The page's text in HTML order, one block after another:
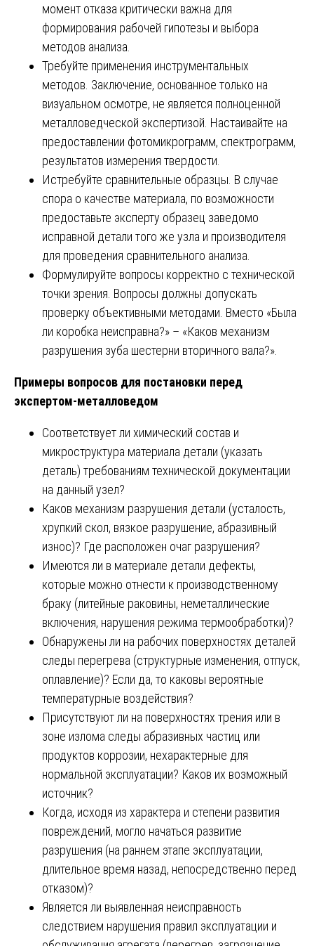
момент отказа критически важна для
формирования рабочей гипотезы и выбора
методов анализа.
Требуйте применения инструментальных
методов. Заключение, основанное только на
визуальном осмотре, не является полноценной
металловедческой экспертизой. Настаивайте на
предоставлении фотомикрограмм, спектрограмм,
результатов измерения твердости.
Истребуйте сравнительные образцы. В случае
спора о качестве материала, по возможности
предоставьте эксперту образец заведомо
исправной детали того же узла и производителя
для проведения сравнительного анализа.
Формулируйте вопросы корректно с технической
точки зрения. Вопросы должны допускать
проверку объективными методами. Вместо «Была
ли коробка неисправна?» – «Каков механизм
разрушения зуба шестерни вторичного вала?».
Примеры вопросов для постановки перед
экспертом-металловедом
Соответствует ли химический состав и
микроструктура материала детали (указать
деталь) требованиям технической документации
на данный узел?
Каков механизм разрушения детали (усталость,
хрупкий скол, вязкое разрушение, абразивный
износ)? Где расположен очаг разрушения?
Имеются ли в материале детали дефекты,
которые можно отнести к производственному
браку (литейные раковины, неметаллические
включения, нарушения режима термообработки)?
Обнаружены ли на рабочих поверхностях деталей
следы перегрева (структурные изменения, отпуск,
оплавление)? Если да, то каковы вероятные
температурные воздействия?
Присутствуют ли на поверхностях трения или в
зоне излома следы абразивных частиц или
продуктов коррозии, нехарактерные для
нормальной эксплуатации? Каков их возможный
источник?
Когда, исходя из характера и степени развития
повреждений, могло начаться развитие
разрушения (на раннем этапе эксплуатации,
длительное время назад, непосредственно перед
отказом)?
Является ли выявленная неисправность
следствием нарушения правил эксплуатации и